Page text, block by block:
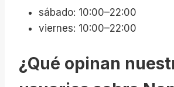
sábado: 10:00–22:00
viernes: 10:00–22:00
¿Qué opinan